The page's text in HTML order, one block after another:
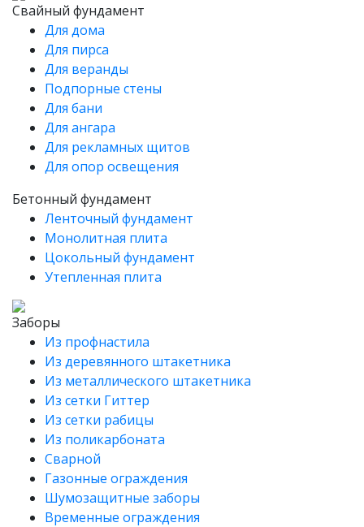
Свайный фундамент
Для дома
Для пирса
Для веранды
Подпорные стены
Для бани
Для ангара
Для рекламных щитов
Для опор освещения
Бетонный фундамент
Ленточный фундамент
Монолитная плита
Цокольный фундамент
Утепленная плита
Заборы
Из профнастила
Из деревянного штакетника
Из металлического штакетника
Из сетки Гиттер
Из сетки рабицы
Из поликарбоната
Сварной
Газонные ограждения
Шумозащитные заборы
Временные ограждения